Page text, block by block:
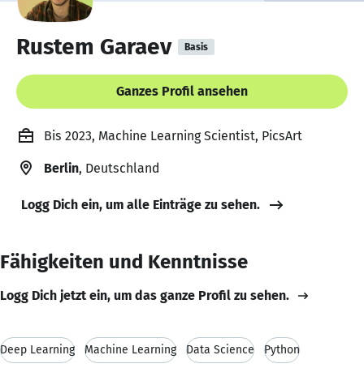
Rustem Garaev Basis
Ganzes Profil ansehen
Bis 2023, Machine Learning Scientist, PicsArt
Berlin, Deutschland
Logg Dich ein, um alle Einträge zu sehen.
Fähigkeiten und Kenntnisse
Logg Dich jetzt ein, um das ganze Profil zu sehen.
Deep Learning Machine Learning Data Science Python